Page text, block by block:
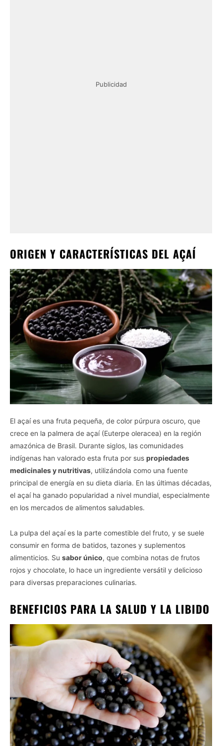
Publicidad
ORIGEN Y CARACTERÍSTICAS DEL AÇAÍ
El açaí es una fruta pequeña, de color púrpura oscuro, que
crece en la palmera de açaí (Euterpe oleracea) en la región
amazónica de Brasil. Durante siglos, las comunidades
indígenas han valorado esta fruta por sus propiedades
medicinales y nutritivas, utilizándola como una fuente
principal de energía en su dieta diaria. En las últimas décadas,
el açaí ha ganado popularidad a nivel mundial, especialmente
en los mercados de alimentos saludables.
La pulpa del açaí es la parte comestible del fruto, y se suele
consumir en forma de batidos, tazones y suplementos
alimenticios. Su sabor único, que combina notas de frutos
rojos y chocolate, lo hace un ingrediente versátil y delicioso
para diversas preparaciones culinarias.
BENEFICIOS PARA LA SALUD Y LA LIBIDO